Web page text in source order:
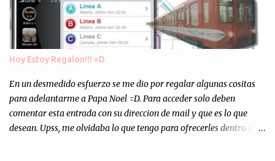
parecio muy interesante, no creo que lo pueda ver por la hora, asi
que los comentarios los dejo en sus manos...
Hoy Estoy Regalon!!! =D
En un desmedido esfuerzo se me dio por regalar algunas cositas
para adelantarme a Papa Noel =D. Para acceder solo deben
comentar esta entrada con su direccion de mail y que es lo que
desean. Upss, me olvidaba lo que tengo para ofrecerles dentro de